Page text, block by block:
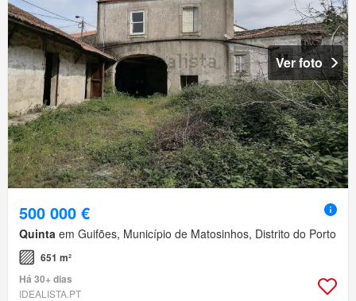
Ver foto
500 000 €
Quinta em Guifões, Município de Matosinhos, Distrito do Porto
651 m²
Há 30+ dias
IDEALISTA.PT